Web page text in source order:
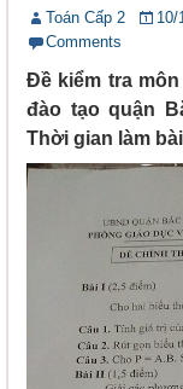
Toán Cấp 2 10/
Comments
Đề kiểm tra
đào tạo quận
Thời gian làm